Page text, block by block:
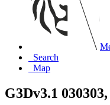
Search
Map
G3Dv3.1